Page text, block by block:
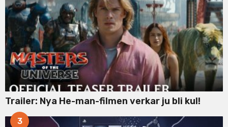
Trailer: Nya He-man-filmen verkar ju bli kul!
3